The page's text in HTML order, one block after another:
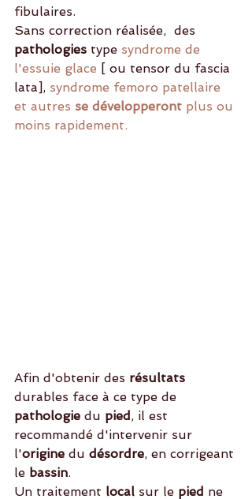
fibulaires.
Sans correction réalisée,  des
pathologies type syndrome de
l'essuie glace [ ou tensor du fascia
lata], syndrome femoro patellaire
et autres se développeront plus ou
moins rapidement.
Afin d'obtenir des résultats
durables face à ce type de
pathologie du pied, il est
recommandé d'intervenir sur
l'origine du désordre, en corrigeant
le bassin.
Un traitement local sur le pied ne